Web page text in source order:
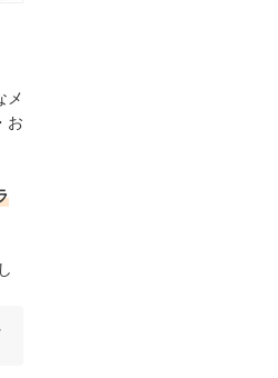
メ
お